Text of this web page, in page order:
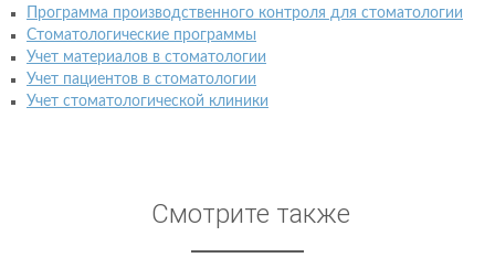
Программа производственного контроля для стоматологии
Стоматологические программы
Учет материалов в стоматологии
Учет пациентов в стоматологии
Учет стоматологической клиники
Смотрите также